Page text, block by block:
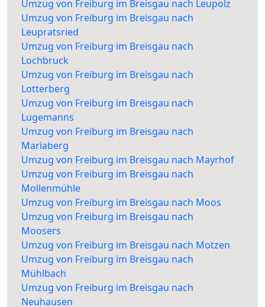
Umzug von Freiburg im Breisgau nach Leupolz
Umzug von Freiburg im Breisgau nach
Leupratsried
Umzug von Freiburg im Breisgau nach
Lochbruck
Umzug von Freiburg im Breisgau nach
Lotterberg
Umzug von Freiburg im Breisgau nach
Lugemanns
Umzug von Freiburg im Breisgau nach
Mariaberg
Umzug von Freiburg im Breisgau nach Mayrhof
Umzug von Freiburg im Breisgau nach
Mollenmühle
Umzug von Freiburg im Breisgau nach Moos
Umzug von Freiburg im Breisgau nach
Moosers
Umzug von Freiburg im Breisgau nach Motzen
Umzug von Freiburg im Breisgau nach
Mühlbach
Umzug von Freiburg im Breisgau nach
Neuhausen